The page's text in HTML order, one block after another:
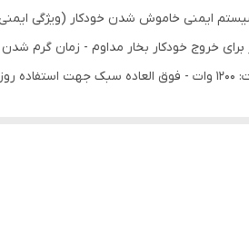
ایمنی خاموش شدن خودکار (ویژگی
برای نگهداری آسان - رفع چین و چروک آسان برای پارچه های عمودی و